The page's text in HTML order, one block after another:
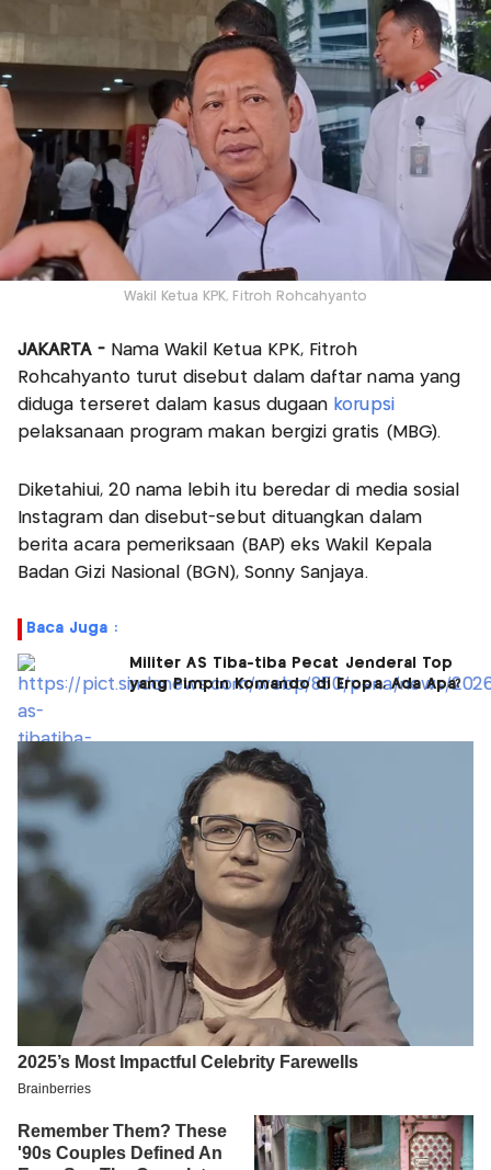
Wakil Ketua KPK, Fitroh Rohcahyanto
JAKARTA - Nama Wakil Ketua KPK, Fitroh
Rohcahyanto turut disebut dalam daftar nama yang
diduga terseret dalam kasus dugaan korupsi
pelaksanaan program makan bergizi gratis (MBG).
Diketahiui, 20 nama lebih itu beredar di media sosial
Instagram dan disebut-sebut dituangkan dalam
berita acara pemeriksaan (BAP) eks Wakil Kepala
Badan Gizi Nasional (BGN), Sonny Sanjaya.
Baca Juga :
Militer AS Tiba-tiba Pecat Jenderal Top
yang Pimpin Komando di Eropa, Ada Apa?